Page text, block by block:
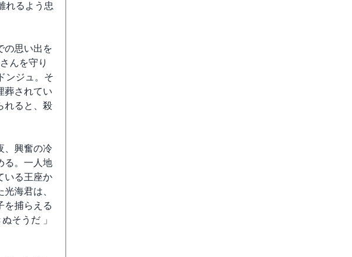
れるよう忠
の思い出を
んを守り
ンジュ。そ
葬されてい
れると、殺
、興奮の冷
る。一人地
いる王座か
海君は、
を捕らえる
そうだ 」